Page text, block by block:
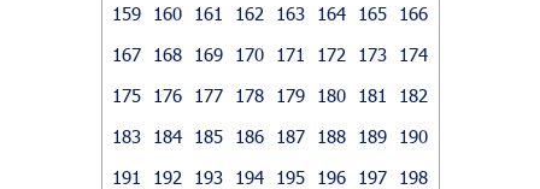
159
160 161 162 163 164 165
166
167
168 169 170 171 172 173
174
175
176 177 178 179 180 181
182
183
184 185 186 187 188 189
190
191
192 193 194 195 196 197
198